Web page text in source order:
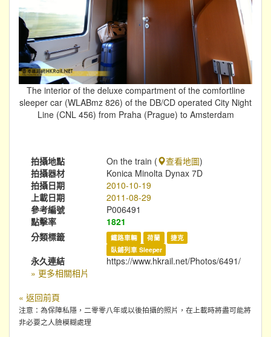
The interior of the deluxe compartment of the comfortline
sleeper car (WLABmz 826) of the DB/CD operated City Night
Line (CNL 456) from Praha (Prague) to Amsterdam
拍攝地點 On the train ( 查看地圖)
拍攝器材
Konica Minolta Dynax 7D
拍攝日期
2010-10-19
上載日期
2011-08-29
參考編號
P006491
點擊率
1821
分類標籤
鐵路車輛 荷蘭
捷克
臥鋪列車 Sleeper
永久連結
https://www.hkrail.net/Photos/6491/
» 更多相關相片
« 返回前頁
注意：為保障私隱，二零零八年或以後拍攝的照片，在上載時將盡可能將
非必要之人臉模糊處理